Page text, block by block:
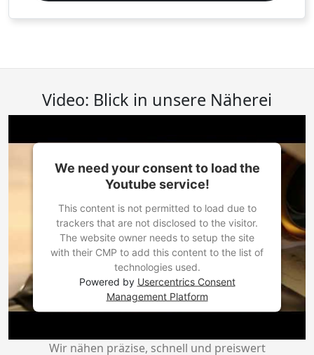
Video: Blick in unsere Näherei
We need your consent to load the
Youtube service!
This content is not permitted to load due to
trackers that are not disclosed to the visitor.
The website owner needs to setup the site
with their CMP to add this content to the list of
technologies used.
Powered by Usercentrics Consent
Management Platform
Wir nähen präzise, schnell und preiswert